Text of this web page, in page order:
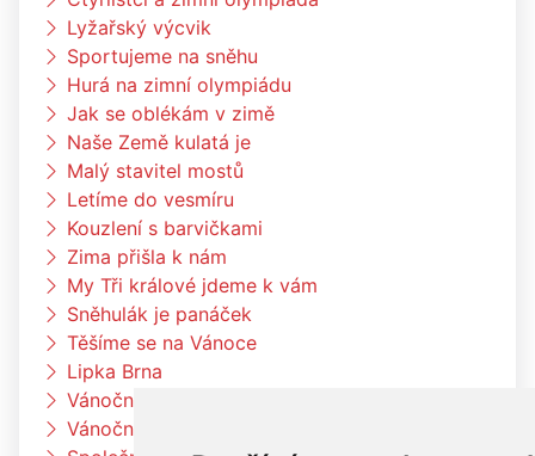
Lyžařský výcvik
Sportujeme na sněhu
Hurá na zimní olympiádu
Jak se oblékám v zimě
Naše Země kulatá je
Malý stavitel mostů
Letíme do vesmíru
Kouzlení s barvičkami
Zima přišla k nám
My Tři králové jdeme k vám
Sněhulák je panáček
Těšíme se na Vánoce
Lipka Brna
Vánoční tvoření ve Čtyřlístkách
Vánoční tvoření v beruškách